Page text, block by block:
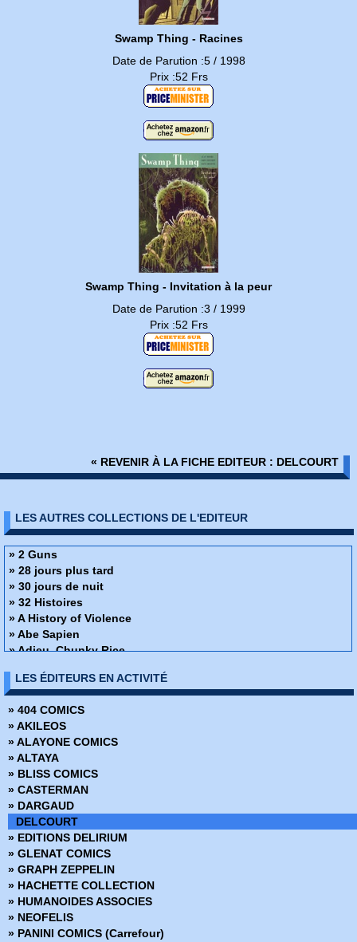
Swamp Thing - Racines
Date de Parution :5 / 1998
Prix :52 Frs
Swamp Thing - Invitation à la peur
Date de Parution :3 / 1999
Prix :52 Frs
« REVENIR À LA FICHE EDITEUR : DELCOURT
LES AUTRES COLLECTIONS DE L'EDITEUR
» 2 Guns
» 28 jours plus tard
» 30 jours de nuit
» 32 Histoires
» A History of Violence
» Abe Sapien
» Adieu, Chunky Rice
» Alex + Ada
» Ange ou Démon
» Apprendre à dessiner des super-héros
» Arrowsmith
» Assistante & Exécutrice
» Astronauts in trouble
» Athena
» Attoneen
» Au cœur de la tempête
» Avatar - Au coeur des ombres
» Avatar - Aux frontières de pandora
» Avatar - Le champ céleste
» Avatar - Le destin de Tsu Tey
» Avatar - S'adapter ou mourir
» Bad Ass
» Bad Blood
» Barnstormers
LES ÉDITEURS EN ACTIVITÉ
» 404 COMICS
» AKILEOS
» ALAYONE COMICS
» ALTAYA
» BLISS COMICS
» CASTERMAN
» DARGAUD
DELCOURT
» EDITIONS DELIRIUM
» GLENAT COMICS
» GRAPH ZEPPELIN
» HACHETTE COLLECTION
» HUMANOIDES ASSOCIES
» NEOFELIS
» PANINI COMICS (Carrefour)